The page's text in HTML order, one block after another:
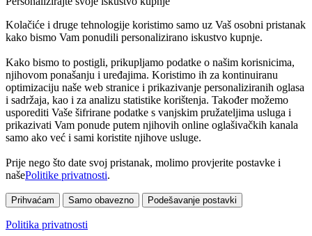
Kolačiće i druge tehnologije koristimo samo uz Vaš osobni pristanak
kako bismo Vam ponudili personalizirano iskustvo kupnje.
Kako bismo to postigli, prikupljamo podatke o našim korisnicima,
njihovom ponašanju i uređajima. Koristimo ih za kontinuiranu
optimizaciju naše web stranice i prikazivanje personaliziranih oglasa
i sadržaja, kao i za analizu statistike korištenja. Također možemo
usporediti Vaše šifrirane podatke s vanjskim pružateljima usluga i
prikazivati Vam ponude putem njihovih online oglašivačkih kanala
samo ako već i sami koristite njihove usluge.
Prije nego što date svoj pristanak, molimo provjerite postavke i
našePolitike privatnosti.
Prihvaćam Samo obavezno Podešavanje postavki
Politika privatnosti